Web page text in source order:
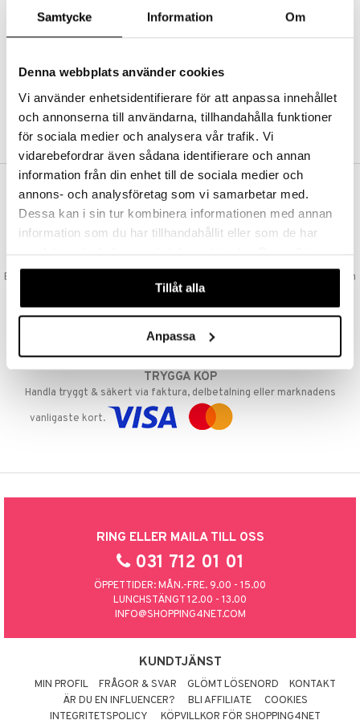
Samtycke Information Om
Denna webbplats använder cookies
Vi använder enhetsidentifierare för att anpassa innehållet
och annonserna till användarna, tillhandahålla funktioner
för sociala medier och analysera vår trafik. Vi
vidarebefordrar även sådana identifierare och annan
information från din enhet till de sociala medier och
annons- och analysföretag som vi samarbetar med.
Dessa kan i sin tur kombinera informationen med annan
information som du har tillhandahållit eller som de har
våra cookies vid fortsatt användande av vår webbplats.
Tillåt alla
Anpassa
Abonnemang
Bevaka produkter
Recensera produkter
SKAPA KUND
VAD KOSTAR FRAKTEN?
Vi erbjuder fri frakt från 350 kr. Vår gräns för fraktfri leverans bestäms
utifån vilken avdelning du handlar från. Läs mer här »
Beställningar lagda före 14:00 (gäller varor i lager) skickas normalt ut från
oss samma dag.
GODKÄND AV LÄKEMEDELSVERKET
EU-logotypen är symbolen som visar att vi är godkända av
TRYGGA KÖP
Handla tryggt & säkert via faktura, delbetalning eller marknadens
vanligaste kort.
RING ELLER MAILA TILL OSS
031 712 01 01
ÖPPETTIDER: MÅN.-FRE. 9.00 - 15.00
LUNCHSTÄNGT 12.00 - 13.00
INFO@SHOPPING4NET.COM
KUNDTJÄNST
MIN PROFIL FRÅGOR & SVAR GLÖMT LÖSENORD
KONTAKT
ÄR DU EN INFLUENCER?
BLI AFFILIATE
COOKIES
INTEGRITETSPOLICY
KÖPVILLKOR FÖR SHOPPING4NET